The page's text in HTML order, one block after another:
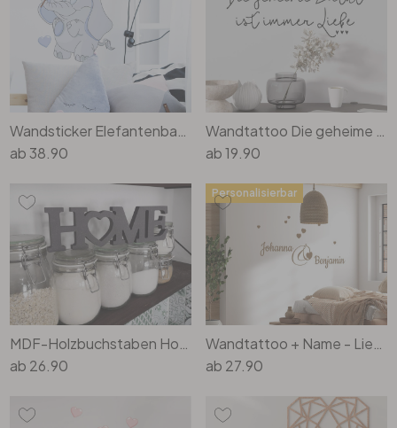
Büro
Bad
Eingangsbereich
ab38.90
ab19.90
ab 26.90
ab 27.90
Personalisierbar